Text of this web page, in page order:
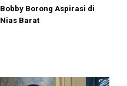
Dapat Bantuan Pemprov
Sumut
Bobby Borong Aspirasi di
Nias Barat